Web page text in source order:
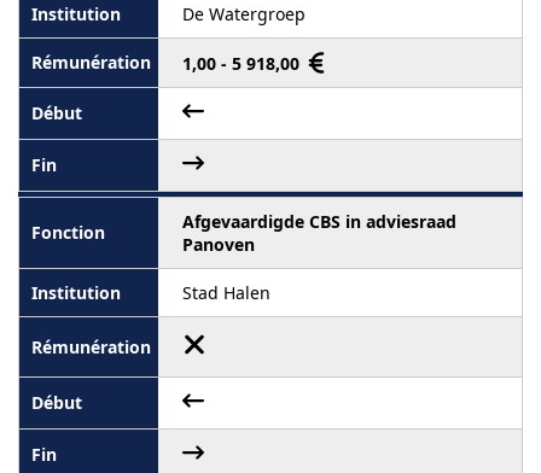
De Watergroep
1,00 - 5 918,00
Afgevaardigde CBS in adviesraad
Panoven
Stad Halen